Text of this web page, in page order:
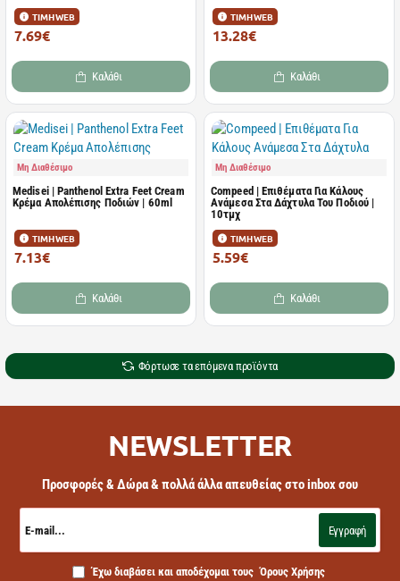
ΤΙΜΗ WEB
7.69€
Καλάθι
ΤΙΜΗ WEB
13.28€
Καλάθι
Μη Διαθέσιμο
Medisei | Panthenol Extra Feet Cream
Κρέμα Απολέπισης Ποδιών | 60ml
ΤΙΜΗ WEB
7.13€
Καλάθι
Μη Διαθέσιμο
Compeed | Επιθέματα Για Κάλους
Ανάμεσα Στα Δάχτυλα Του Ποδιού |
10τμχ
ΤΙΜΗ WEB
5.59€
Καλάθι
Φόρτωσε τα επόμενα προϊόντα
NEWSLETTER
Προσφορές & Δώρα & πολλά άλλα απευθείας στο inbox σου
mail...
Εγγραφή
Έχω διαβάσει και αποδέχομαι τους Όρους Χρήσης